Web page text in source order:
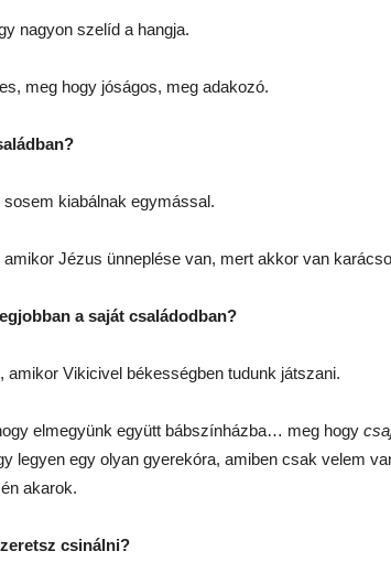
nagyon szelíd a hangja.
meg hogy jóságos, meg adakozó.
sosem kiabálnak egymással.
amikor Jézus ünneplése van, mert akkor van
a saját családodban?
amikor Vikicivel békességben tudunk játszani.
elmegyünk együtt bábszínházba… meg hogy
legyen egy olyan gyerekóra, amiben csak velem
akarok.
csinálni?